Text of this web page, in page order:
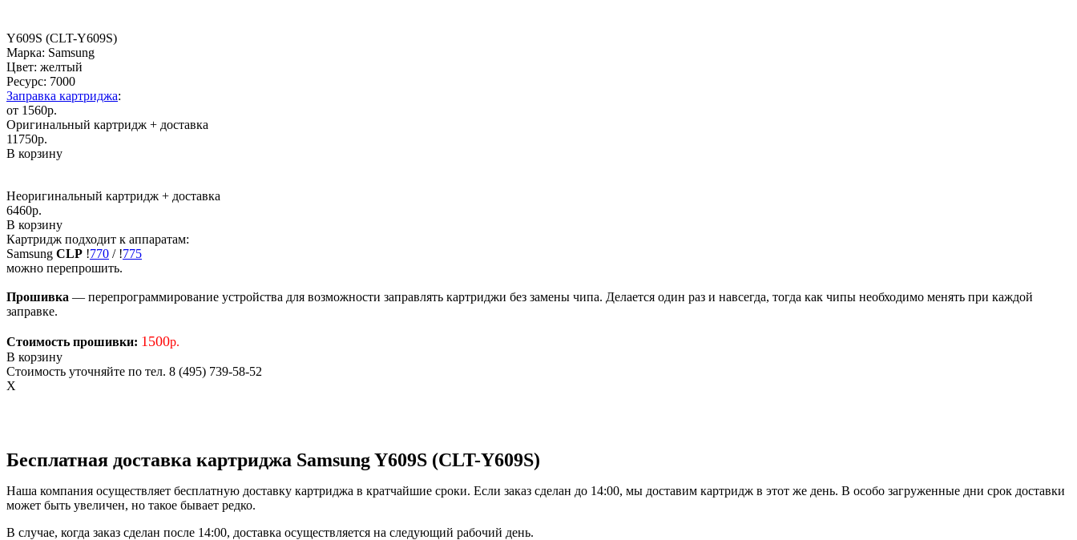
Y609S (CLT-Y609S)
Марка: Samsung
Цвет: желтый
Ресурс: 7000
Заправка картриджа:
от 1560р.
Оригинальный картридж + доставка
11750р.
В корзину
Неоригинальный картридж + доставка
6460р.
В корзину
Картридж подходит к аппаратам:
Samsung CLP !770 / !775
можно перепрошить.
Прошивка — перепрограммирование устройства для возможности заправлять картриджи без замены чипа. Делается один раз и навсегда, тогда как чипы необходимо менять при каждой
заправке.
Стоимость прошивки: 1500р.
В корзину
Стоимость уточняйте по тел. 8 (495) 739-58-52
X
Бесплатная доставка картриджа Samsung Y609S (CLT-Y609S)
Наша компания осуществляет бесплатную доставку картриджа в кратчайшие сроки. Если заказ сделан до 14:00, мы доставим картридж в этот же день. В особо загруженные дни срок доставки
может быть увеличен, но такое бывает редко.
В случае, когда заказ сделан после 14:00, доставка осуществляется на следующий рабочий день.